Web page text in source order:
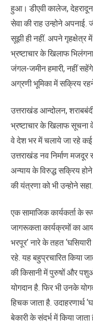
हुआ। डीएवी कालेज,
सेवा की राह उन्होने अपनाई.
सूझी ही नहीं. अपने गृहक्षेत्र
भ्रष्टाचार के खिलाफ
जंगल-जमीन हमारी, नहीं
अग्रणी भूमिका में सक्रिय
उत्तराखंड आन्दोलन,
भ्रष्टाचार के खिलाफ सूचना
वे देश भर में चलाये जा रहे
उत्तराखंड नव निर्माण
अन्याय के विरुद्ध सक्रिय
की यंत्रणा को भी उन्होने
एक सामाजिक कार्यकर्ता के
जागरूकता कार्यक्रमों का
भरपूर’ नारे के तहत
रहे. यह बहुप्रचारित किया
की किसानी में पुरुषों और
योगदान है. फिर भी उनके
हिचक जाता है. उदाहरणार्थ
बेकारी के संदर्भ में किया